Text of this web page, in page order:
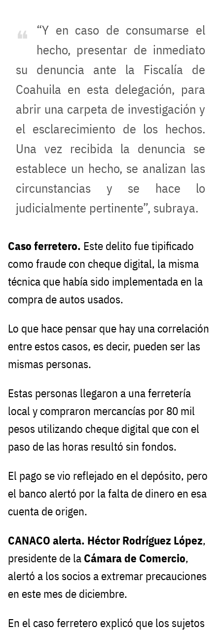
“Y en caso de consumarse el
hecho, presentar de inmediato
su denuncia ante la Fiscalía de
Coahuila en esta delegación, para
abrir una carpeta de investigación y
el esclarecimiento de los hechos.
Una vez recibida la denuncia se
establece un hecho, se analizan las
circunstancias y se hace lo
judicialmente pertinente”, subraya.
Caso ferretero. Este delito fue tipificado
como fraude con cheque digital, la misma
técnica que había sido implementada en la
compra de autos usados.
Lo que hace pensar que hay una correlación
entre estos casos, es decir, pueden ser las
mismas personas.
Estas personas llegaron a una ferretería
local y compraron mercancías por 80 mil
pesos utilizando cheque digital que con el
paso de las horas resultó sin fondos.
El pago se vio reflejado en el depósito, pero
el banco alertó por la falta de dinero en esa
cuenta de origen.
CANACO alerta. Héctor Rodríguez López,
presidente de la Cámara de Comercio,
alertó a los socios a extremar precauciones
en este mes de diciembre.
En el caso ferretero explicó que los sujetos